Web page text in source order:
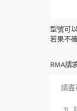
型號可
若果不
RMA請